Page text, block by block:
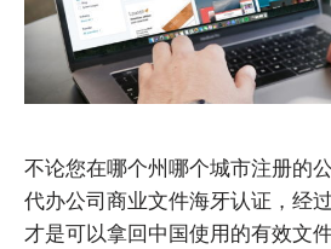
不论您在哪个州哪个城市注册的
代办公司商业文件海牙认证，经
才是可以拿回中国使用的有效文件